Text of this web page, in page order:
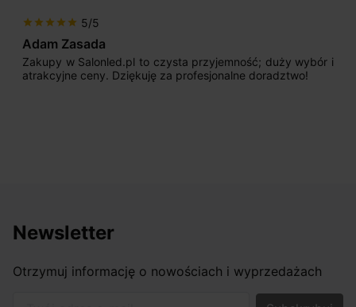
star star star star star 5/5
Adam Zasada
Zakupy w Salonled.pl to czysta przyjemność; duży wybór i
atrakcyjne ceny. Dziękuję za profesjonalne doradztwo!
Newsletter
Otrzymuj informację o nowościach i wyprzedażach